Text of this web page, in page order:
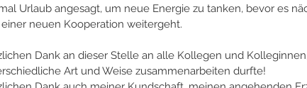
Urlaub angesagt, um neue Energie zu tanken, bevor es
neuen Kooperation weitergeht.
Dank an dieser Stelle an alle Kollegen und
Art und Weise zusammenarbeiten durfte!